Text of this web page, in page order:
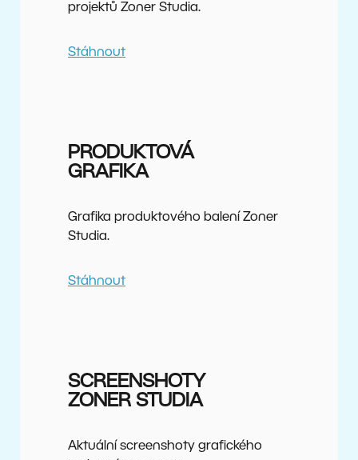
projektů Zoner Studia.
Stáhnout
PRODUKTOVÁ
GRAFIKA
Grafika produktového balení Zoner
Studia.
Stáhnout
SCREENSHOTY
ZONER STUDIA
Aktuální screenshoty grafického